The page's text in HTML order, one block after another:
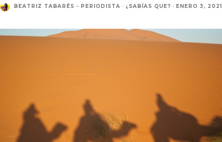
BEATRIZ TABARÉS - PERIODISTA · ¿SABÍAS QUE? · ENERO 3, 2021